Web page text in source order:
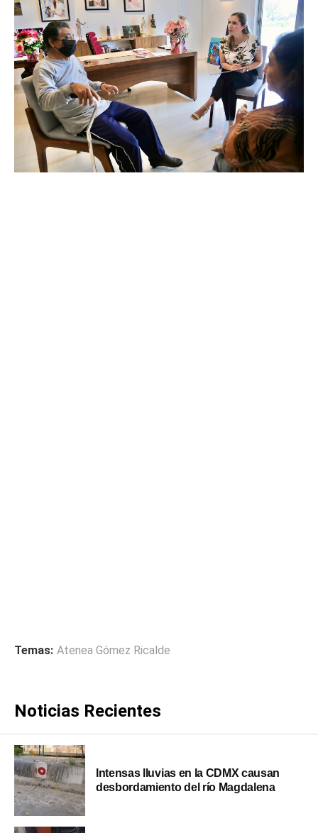
Temas: Atenea Gómez Ricalde
Noticias Recientes
Intensas lluvias en la CDMX causan
desbordamiento del río Magdalena